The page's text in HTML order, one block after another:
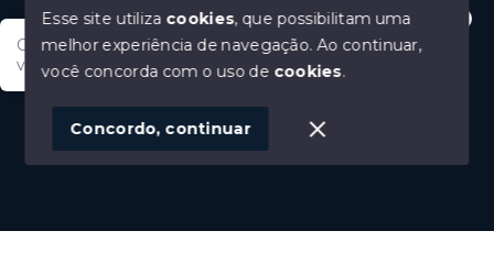
© Copyright 2026 - Portal Melhor Oferta Imobiliaria -
SITE PARA IMOBILIARIA
Olá tudo bem posso te ajudar, tem um imóvel em
vista? Quer fazer a sua oferta?
Esse site utiliza cookies, que possibilitam uma
melhor experiência de navegação.Ao continuar,
você concorda com o uso de cookies.
Concordo, continuar